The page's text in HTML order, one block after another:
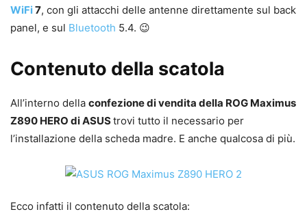
WiFi7, con gli attacchi delle antenne direttamente sul back
panel, e sul Bluetooth 5.4. 😉
Contenuto della scatola
All’interno della confezione di vendita della ROG Maximus
Z890 HERO di ASUStrovi tutto il necessario per
l’installazione della scheda madre. E anche qualcosa di più.
Ecco infatti il contenuto della scatola: